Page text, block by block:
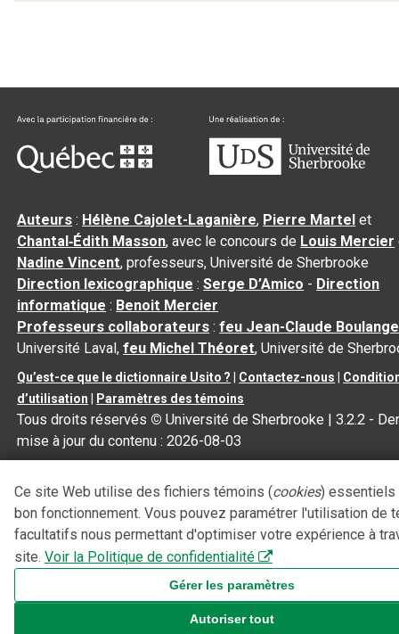
Auteurs : Hélène Cajolet-Laganière, Pierre Martel et
Chantal‑Édith Masson, avec le concours de Louis Mercier
Nadine Vincent, professeurs, Université de Sherbrooke
Direction lexicographique :Serge D’Amico - Direction
informatique : Benoit Mercier
Professeurs collaborateurs :feu Jean-Claude
Université Laval,feu Michel Théoret, Université de
Qu’est-ce que le dictionnaire Usito ? Contactez-nous
d’utilisation
Paramètres des témoins
Tous droits réservés © Université de Sherbrooke |3.2.2 -
mise à jour du contenu :2026-08-03
Ce site Web utilise des fichiers témoins (cookies) essentiels
bon fonctionnement. Vous pouvez paramétrer l'utilisation de
facultatifs nous permettant d'optimiser votre expérience à
site. Voir la Politique de confidentialité
Gérer les paramètres
Autoriser tout